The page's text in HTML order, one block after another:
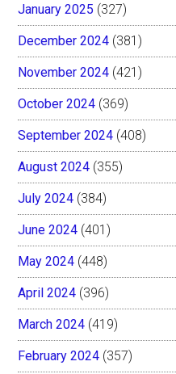
January 2025 (327)
December 2024 (381)
November 2024 (421)
October 2024 (369)
September 2024 (408)
August 2024 (355)
July 2024 (384)
June 2024 (401)
May 2024 (448)
April 2024 (396)
March 2024 (419)
February 2024 (357)